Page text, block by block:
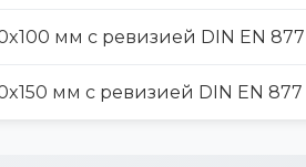
мм с ревизией DIN EN 877
мм с ревизией DIN EN 877